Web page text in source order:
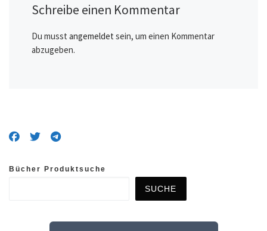
Schreibe einen Kommentar
Du musst angemeldet sein, um einen Kommentar
abzugeben.
Bücher Produktsuche
SUCHE